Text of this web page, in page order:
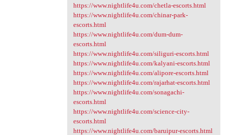
https://www.nightlife4u.com/chetla-escorts.html
https://www.nightlife4u.com/chinar-park-
escorts.html
https://www.nightlife4u.com/dum-dum-
escorts.html
https://www.nightlife4u.com/siliguri-escorts.html
https://www.nightlife4u.com/kalyani-escorts.html
https://www.nightlife4u.com/alipore-escorts.html
https://www.nightlife4u.com/rajarhat-escorts.html
https://www.nightlife4u.com/sonagachi-
escorts.html
https://www.nightlife4u.com/science-city-
escorts.html
https://www.nightlife4u.com/baruipur-escorts.html